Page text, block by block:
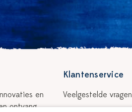
en
ontvang
Klantenservice
Veelgestelde vragen